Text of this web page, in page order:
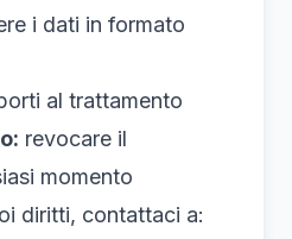
i dati in formato
al trattamento
revocare il
momento
diritti, contattaci a: